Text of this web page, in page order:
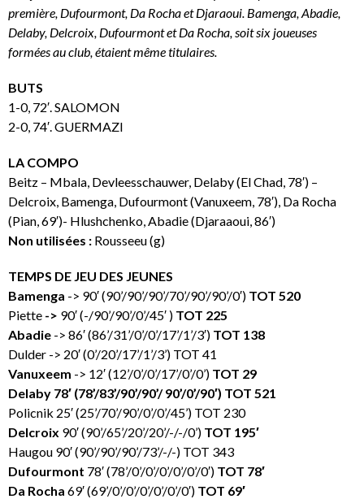
première, Dufourmont, Da Rocha et Djaraoui. Bamenga, Abadie,
Delaby, Delcroix, Dufourmont et Da Rocha, soit six joueuses
formées au club, étaient même titulaires.
BUTS
1-0, 72′. SALOMON
2-0, 74′. GUERMAZI
LA COMPO
Beitz – Mbala, Devleesschauwer, Delaby (El Chad, 78′) –
Delcroix, Bamenga, Dufourmont (Vanuxeem, 78′), Da Rocha
(Pian, 69′)- Hlushchenko, Abadie (Djaraaoui, 86′)
Non utilisées : Rousseeu (g)
TEMPS DE JEU DES JEUNES
Bamenga -> 90′ (90’/90’/90’/70’/90’/90’/0′) TOT 520
Piette -> 90′ (-/90’/90’/0’/45′ ) TOT 225
Abadie -> 86′ (86’/31’/0’/0’/17’/1’/3′) TOT 138
Dulder -> 20′ (0’/20’/17’/1’/3’) TOT 41
Vanuxeem -> 12′ (12’/0’/0’/17’/0’/0’) TOT 29
Delaby 78′ (78’/83’/90’/90’/ 90’/0’/90′) TOT 521
Policnik 25′ (25’/70’/90’/0’/0’/45’) TOT 230
Delcroix 90′ (90’/65’/20’/20’/-/-/0’) TOT 195′
Haugou 90′ (90’/90’/90’/73’/-/-) TOT 343
Dufourmont 78′ (78’/0’/0’/0’/0’/0’/0′) TOT 78′
Da Rocha 69′ (69’/0’/0’/0’/0’/0’/0′) TOT 69′